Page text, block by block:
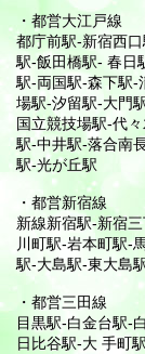
・都営大江戸線
都庁前駅-新宿西
駅-飯田橋駅- 春日
駅-両国駅-森下駅-
場駅-汐留駅-大門
国立競技場駅-代
駅-中井駅-落合南
駅-光が丘駅
・都営新宿線
新線新宿駅-新宿
川町駅-岩本町駅-
駅-大島駅-東大島
・都営三田線
目黒駅-白金台駅-
日比谷駅-大 手町